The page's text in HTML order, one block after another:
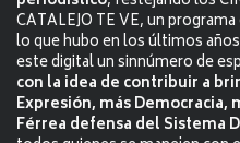
CATALEJO TE VE, un
lo que hubo en los últimos
este digital un sinnúmero de
con la idea de contribuir a
Expresión, más Democracia,
Férrea defensa del Sistema